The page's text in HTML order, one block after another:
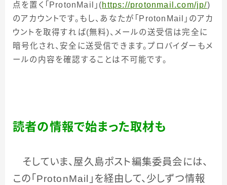
点を置く「 ProtonMail 」 (https://protonmail.com/jp/)
のアカウントです。もし、あなたが「 ProtonMail
」のアカ
ウントを取得すれば(無料)、メールの送受信は完全に
暗号化され、安全に送受信できます。プロバイダーもメ
ールの内容を確認することは不可能です。
読者の情報で始まった取材も
そしていま、屋久島ポスト編集委員会には、
この「 ProtonMail 」を経由して、少しずつ情報